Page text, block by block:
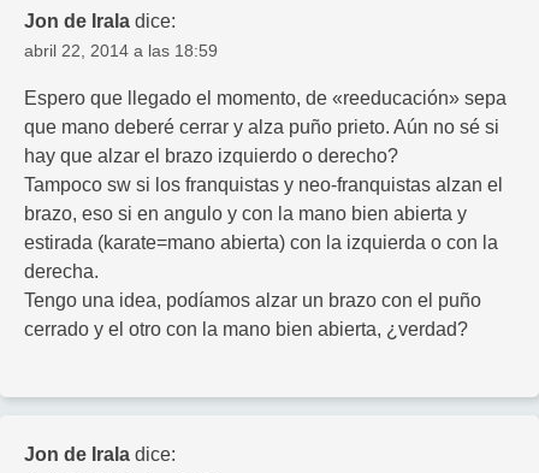
Jon de Irala dice:
abril 22, 2014 a las 18:59
Espero que llegado el momento, de «reeducación» sepa
que mano deberé cerrar y alza puño prieto. Aún no sé si
hay que alzar el brazo izquierdo o derecho?
Tampoco sw si los franquistas y neo-franquistas alzan el
brazo, eso si en angulo y con la mano bien abierta y
estirada (karate=mano abierta) con la izquierda o con la
derecha.
Tengo una idea, podíamos alzar un brazo con el puño
cerrado y el otro con la mano bien abierta, ¿verdad?
Jon de Irala dice: